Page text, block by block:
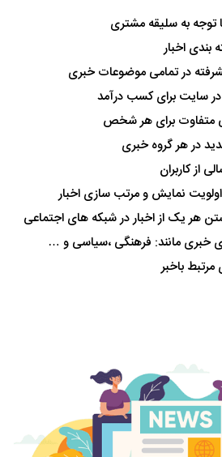
به سلیقه مشتری
اخبار
در تمامی موضوعات خبری
در سایت برای کسب درآمد
برای هر شخص
در هر گروه خبری
از کاربران
نمایش و مرتب سازی اخبار
هر یک از اخبار در شبکه های اجتماعی
خبری مانند: فرهنگی ،سیاسی و …
باخبر